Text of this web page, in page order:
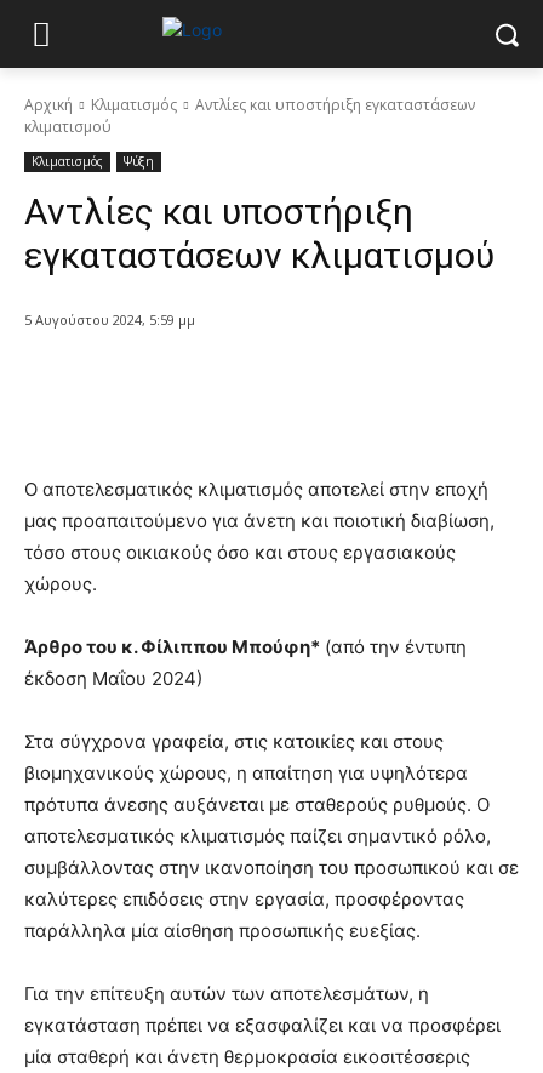
Αρχική Κλιματισμός
Αντλίες και υποστήριξη εγκαταστάσεων
κλιματισμού
Κλιματισμός Ψύξη
Αντλίες και υποστήριξη
εγκαταστάσεων κλιματισμού
5 Αυγούστου 2024, 5:59 μμ
Ο αποτελεσματικός κλιματισμός αποτελεί στην εποχή
μας προαπαιτούμενο για άνετη και ποιοτική διαβίωση,
τόσο στους οικιακούς όσο και στους εργασιακούς
χώρους.
Άρθρο του κ. Φίλιππου Μπούφη* (από την έντυπη
έκδοση Μαΐου 2024)
Στα σύγχρονα γραφεία, στις κατοικίες και στους
βιομηχανικούς χώρους, η απαίτηση για υψηλότερα
πρότυπα άνεσης αυξάνεται με σταθερούς ρυθμούς. Ο
αποτελεσματικός κλιματισμός παίζει σημαντικό ρόλο,
συμβάλλοντας στην ικανοποίηση του προσωπικού και σε
καλύτερες επιδόσεις στην εργασία, προσφέροντας
παράλληλα μία αίσθηση προσωπικής ευεξίας.
Για την επίτευξη αυτών των αποτελεσμάτων, η
εγκατάσταση πρέπει να εξασφαλίζει και να προσφέρει
μία σταθερή και άνετη θερμοκρασία εικοσιτέσσερις